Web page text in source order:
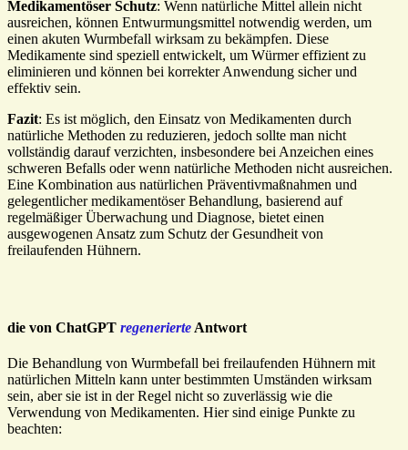
Medikamentöser Schutz: Wenn natürliche Mittel allein nicht
ausreichen, können Entwurmungsmittel notwendig werden, um
einen akuten Wurmbefall wirksam zu bekämpfen. Diese
Medikamente sind speziell entwickelt, um Würmer effizient zu
eliminieren und können bei korrekter Anwendung sicher und
effektiv sein.
Fazit: Es ist möglich, den Einsatz von Medikamenten durch
natürliche Methoden zu reduzieren, jedoch sollte man nicht
vollständig darauf verzichten, insbesondere bei Anzeichen eines
schweren Befalls oder wenn natürliche Methoden nicht ausreichen.
Eine Kombination aus natürlichen Präventivmaßnahmen und
gelegentlicher medikamentöser Behandlung, basierend auf
regelmäßiger Überwachung und Diagnose, bietet einen
ausgewogenen Ansatz zum Schutz der Gesundheit von
freilaufenden Hühnern.
die von ChatGPT regenerierte Antwort
Die Behandlung von Wurmbefall bei freilaufenden Hühnern mit
natürlichen Mitteln kann unter bestimmten Umständen wirksam
sein, aber sie ist in der Regel nicht so zuverlässig wie die
Verwendung von Medikamenten. Hier sind einige Punkte zu
beachten: